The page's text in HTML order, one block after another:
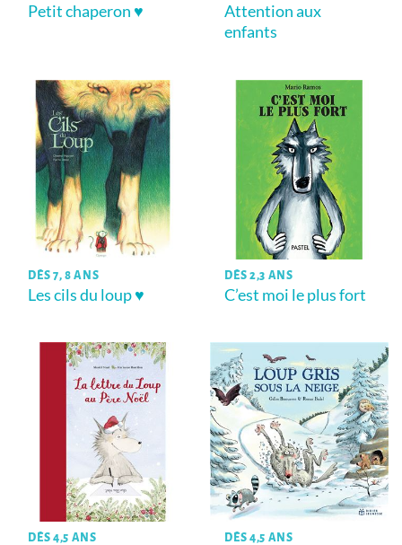
Petit chaperon ♥
Attention aux
enfants
DÈS 7, 8 ANS
Les cils du loup ♥
DÈS 2,3 ANS
C’est moi le plus fort
DÈS 4,5 ANS DÈS 4,5 ANS